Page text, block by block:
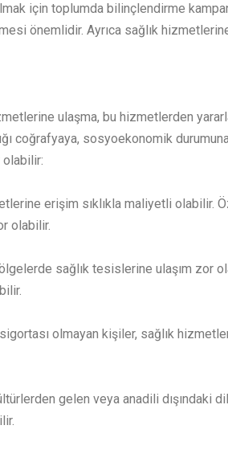
için toplumda bilinçlendirme
önemlidir. Ayrıca sağlık
ulaşma, bu hizmetlerden
coğrafyaya, sosyoekonomik
olabilir:
erişim sıklıkla maliyetli
olabilir.
sağlık tesislerine ulaşım zor
olmayan kişiler, sağlık
gelen veya anadili dışındaki